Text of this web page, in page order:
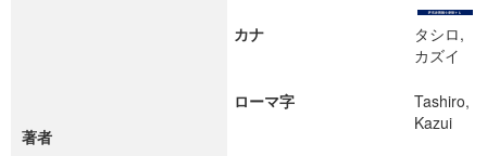
著者
カナ
タシロ,
カズイ
ローマ字
Tashiro,
Kazui